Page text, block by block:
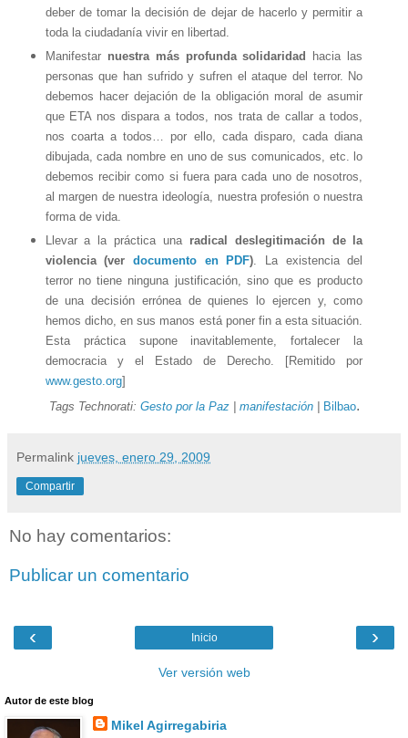
deber de tomar la decisión de dejar de hacerlo y permitir a
toda la ciudadanía vivir en libertad.
Manifestar nuestra más profunda solidaridad hacia las
personas que han sufrido y sufren el ataque del terror. No
debemos hacer dejación de la obligación moral de asumir
que ETA nos dispara a todos, nos trata de callar a todos,
nos coarta a todos… por ello, cada disparo, cada diana
dibujada, cada nombre en uno de sus comunicados, etc. lo
debemos recibir como si fuera para cada uno de nosotros,
al margen de nuestra ideología, nuestra profesión o nuestra
forma de vida.
Llevar a la práctica una radical deslegitimación de la
violencia (ver documento en PDF) . La existencia del
terror no tiene ninguna justificación, sino que es producto
de una decisión errónea de quienes lo ejercen y, como
hemos dicho, en sus manos está poner fin a esta situación.
Esta práctica supone inavitablemente, fortalecer la
democracia y el Estado de Derecho. [Remitido por
www.gesto.org]
Tags Technorati: Gesto por la Paz| manifestación| Bilbao.
Permalink jueves, enero 29, 2009
Compartir
No hay comentarios:
Publicar un comentario
‹ ›
Inicio
Ver versión web
Autor de este blog
Mikel Agirregabiria